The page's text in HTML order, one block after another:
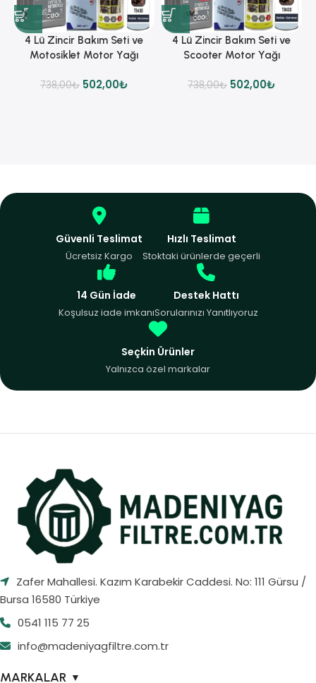
4 Lü Zincir Bakım Seti ve
Motosiklet Motor Yağı
738,00₺ 502,00₺
4 Lü Zincir Bakım Seti ve
Scooter Motor Yağı
738,00₺ 502,00₺
Güvenli Teslimat
Ücretsiz Kargo
Hızlı Teslimat
Stoktaki ürünlerde geçerli
14 Gün İade
Koşulsuz iade imkanı
Destek Hattı
Sorularınızı Yanıtlıyoruz
Seçkin Ürünler
Yalnızca özel markalar
Zafer Mahallesi. Kazım Karabekir Caddesi. No: 111 Gürsu /
Bursa 16580 Türkiye
0541 115 77 25
info@madeniyagfiltre.com.tr
MARKALAR ▼